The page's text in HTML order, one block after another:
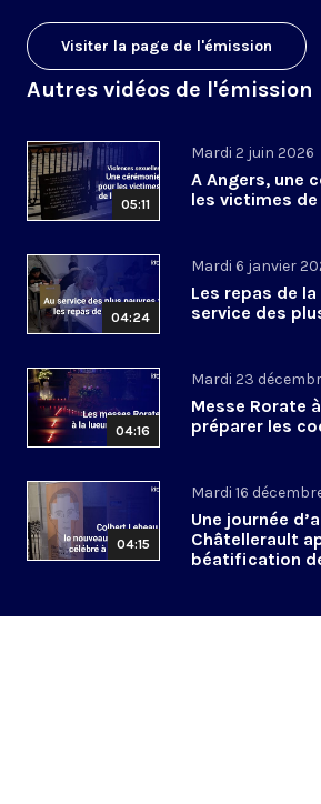
Visiter la page de l'émission
Autres vidéos de l'émission
05:11
Mardi 2 juin 2026
A Angers, une
les victimes de
04:24
Mardi 6 janvier
Les repas de la
service des
04:16
Mardi 23
Messe Rorate
préparer les
04:15
Mardi 16
Une journée
Châtellerault
béatification